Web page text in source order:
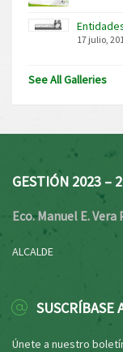
17 julio,
See All Galleries
GESTIÓN 2023 –
Eco. Manuel E. Vera
ALCALDE
SUSCRÍBASE
Únete a nuestro